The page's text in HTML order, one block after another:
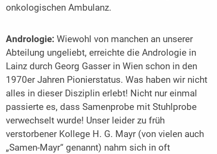
onkologischen Ambulanz.
Andrologie: Wiewohl von manchen an unserer
Abteilung ungeliebt, erreichte die Andrologie in
Lainz durch Georg Gasser in Wien schon in den
1970er Jahren Pionierstatus. Was haben wir nicht
alles in dieser Disziplin erlebt! Nicht nur einmal
passierte es, dass Samenprobe mit Stuhlprobe
verwechselt wurde! Unser leider zu früh
verstorbener Kollege H. G. Mayr (von vielen auch
„Samen-Mayr“ genannt) nahm sich in oft